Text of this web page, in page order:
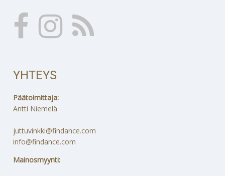
YHTEYS
Päätoimittaja:
Antti Niemelä
juttuvinkki@findance.com
info@findance.com
Mainosmyynti: